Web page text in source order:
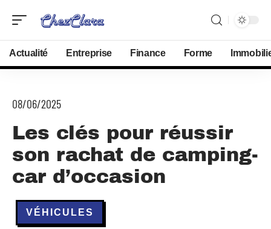
Actualité Entreprise Finance Forme
08/06/2025
Les clés pour réussir
son rachat de camping-
car d’occasion
VÉHICULES